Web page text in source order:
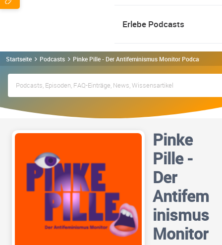
Erlebe Podcasts
Startseite Podcasts Pinke Pille - Der Antifeminismus Monitor Podcast
Pinke
Pille -
Der
Antifem
inismus
Monitor